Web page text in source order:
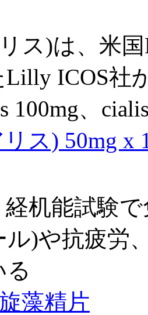
ス)は、米
Lilly ICOS社
100mg、
ス) 50mg x
机能試験
ル)や抗疲労
藻精片